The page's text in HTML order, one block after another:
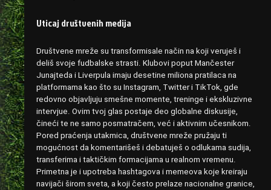
Uticaj društvenih medija
Društvene mreže su transformisale način na koji veruješ i
deliš svoje fudbalske strasti. Klubovi poput Mančester
Junajteda i Liverpula imaju desetine miliona pratilaca na
platformama kao što su Instagram, Twitter i TikTok, gde
redovno objavljuju smešne momente, treninge i ekskluzivne
intervjue. Ovim tvoj glas postaje deo globalne diskusije,
čineći te ne samo posmatračem, već i aktivnim učesnikom.
Pored praćenja utakmica, društvene mreže pružaju ti
mogućnost da komentarišeš i debatuješ o odlukama sudija,
transferima i taktičkim formacijama u realnom vremenu.
Primetna je i upotreba hashtagova i memeova koje kreiraju
navijači širom sveta, a koji često prelaze nacionalne granice,